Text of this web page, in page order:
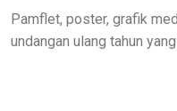
Pamflet, poster, grafik
undangan ulang tahun